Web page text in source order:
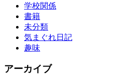
学校関係
書籍
未分類
気まぐれ日記
趣味
アーカイブ